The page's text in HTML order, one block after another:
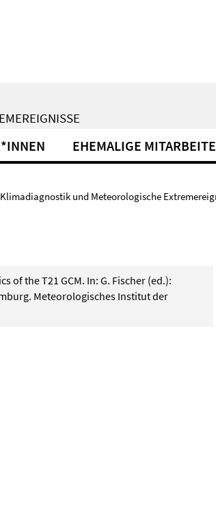
EHEMALIGE
Klimadiagnostik und Meteorologische
of the T21 GCM. In: G. Fischer (ed.):
Meteorologisches Institut der